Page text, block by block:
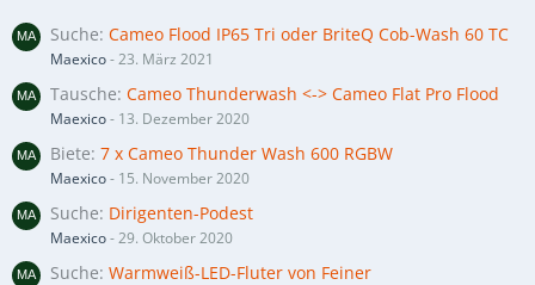
Suche Cameo Flood IP65 Tri oder BriteQ Cob-Wash 60 TC
Maexico-23. März 2021
Tausche Cameo Thunderwash <-> Cameo Flat Pro Flood
Maexico- 13. Dezember 2020
Biete 7 x Cameo Thunder Wash 600 RGBW
Maexico- 15. November 2020
Suche Dirigenten-Podest
Maexico-29. Oktober 2020
Suche Warmweiß-LED-Fluter von Feiner